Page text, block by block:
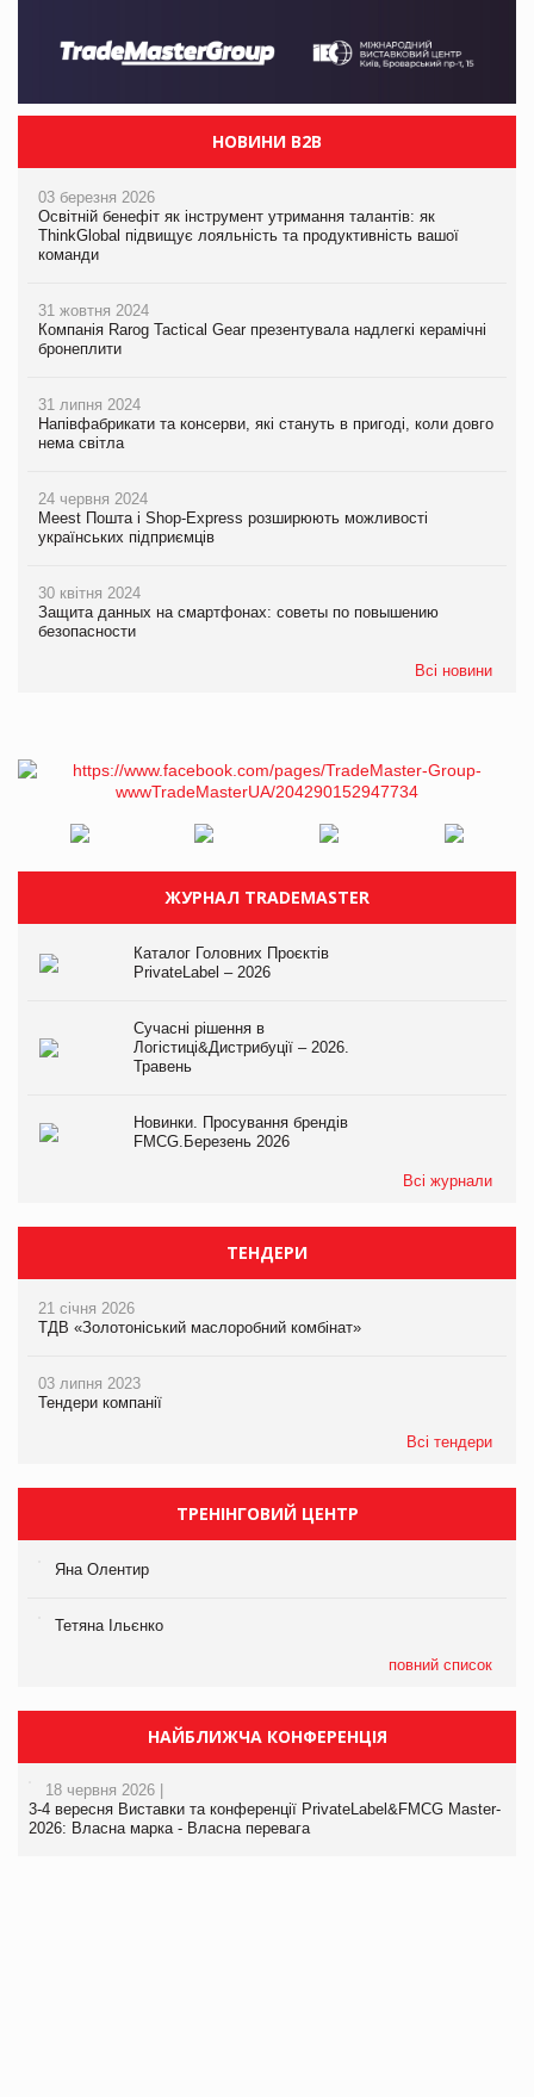
НОВИНИ B2B
03 березня 2026
Освітній бенефіт як інструмент утримання талантів: як
ThinkGlobal підвищує лояльність та продуктивність вашої
команди
31 жовтня 2024
Компанія Rarog Tactical Gear презентувала надлегкі керамічні
бронеплити
31 липня 2024
Напівфабрикати та консерви, які стануть в пригоді, коли довго
нема світла
24 червня 2024
Meest Пошта і Shop-Express розширюють можливості
українських підприємців
30 квітня 2024
Защита данных на смартфонах: советы по повышению
безопасности
Всі новини
ЖУРНАЛ TRADEMASTER
Каталог Головних Проєктів
PrivateLabel – 2026
Сучасні рішення в
Логістиці&Дистрибуції – 2026.
Травень
Новинки. Просування брендів
FMCG.Березень 2026
Всі журнали
ТЕНДЕРИ
21 січня 2026
ТДВ «Золотоніський маслоробний комбінат»
03 липня 2023
Тендери компанії
Всі тендери
ТРЕНІНГОВИЙ ЦЕНТР
Яна Олентир
Тетяна Ільєнко
повний список
НАЙБЛИЖЧА КОНФЕРЕНЦІЯ
18 червня 2026 |
3-4 вересня Виставки та конференції PrivateLabel&FMCG Master-
2026: Власна марка - Власна перевага